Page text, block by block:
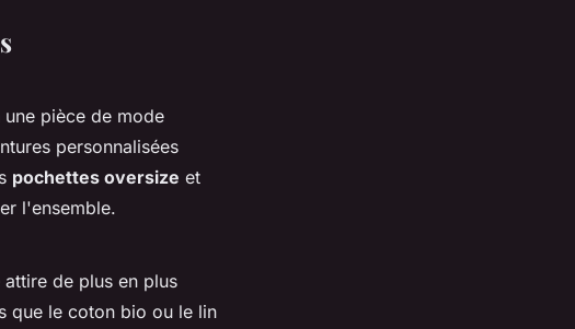
pièce de mode
personnalisées
pochettes oversize et
l'ensemble.
de plus en plus
que le coton bio ou le lin